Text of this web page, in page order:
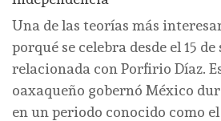
Una de las teorías más
porqué se celebra desde el 15
relacionada con Porfirio Díaz.
oaxaqueño gobernó México
en un periodo conocido como